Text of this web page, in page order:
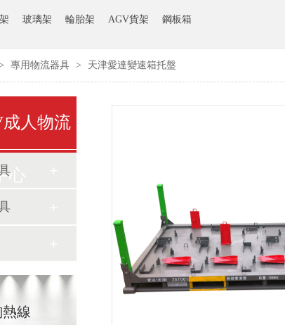
玻璃架 輪胎架 AGV貨架 鋼板箱
專用物流器具 > 天津愛達變速箱托盤
人物流
線